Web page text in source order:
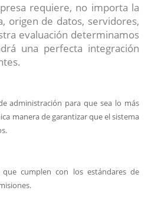
requiere, no importa la
origen de datos, servidores,
evaluación determinamos
una perfecta integración
administración para que sea lo más
manera de garantizar que el sistema
cumplen con los estándares de